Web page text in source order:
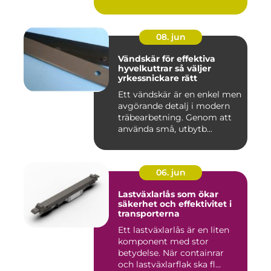
08. jun
Vändskär för effektiva
hyvelkuttrar så väljer
yrkessnickare rätt
Ett vändskär är en enkel men
avgörande detalj i modern
träbearbetning. Genom att
använda små, utbytb...
06. jun
Lastväxlarlås som ökar
säkerhet och effektivitet i
transporterna
Ett lastväxlarlås är en liten
komponent med stor
betydelse. När containrar
och lastväxlarflak ska fl...